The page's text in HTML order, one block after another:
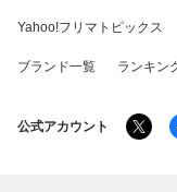
Yahoo!フリマトピックス
ブランド一覧 ランキン
公式アカウント